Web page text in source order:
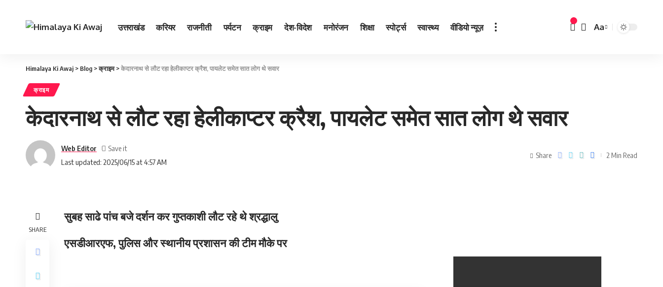
उत्तराखंड करियर राजनीती पर्यटन क्राइम देश-विदेश मनोरंजन शिक्षा स्पोर्ट्स स्वास्थ्य वीडियो न्यूज़ Aa
Himalaya Ki Awaj > Blog >क्राइम>केदारनाथ से लौट रहा हेलीकाप्‍टर क्रैश, पायलेट समेत सात लोग थे सवार
क्राइम
केदारनाथ से लौट रहा हेलीकाप्‍टर क्रैश, पायलेट समेत सात लोग थे सवार
Last updated: 2025/06/15 at 4:57 AM
Web Editor
Share 2 Min Read
SHARE
सुबह साढे पांच बजे दर्शन कर गुप्‍तकाशी लौट रहे थे श्रद्धालु
एसडीआरएफ, पुलिस और स्‍थानीय प्रशासन की टीम मौके पर